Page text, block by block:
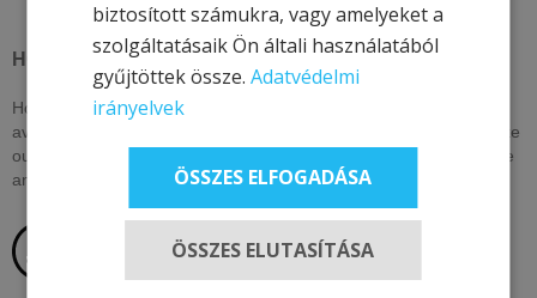
HOTEL & MORE HOTELS
Hotel & More hotels on this page offer exclusive discounts only
available here. Check back daily or subscribe to our newsletter, like
our social pages to be among the first to know about our exclusive
and unique offers!
biztosított számukra, vagy amelyeket a
szolgáltatásaik Ön általi használatából
gyűjtöttek össze.Adatvédelmi
irányelvek
ÖSSZES ELFOGADÁSA
ÖSSZES ELUTASÍTÁSA